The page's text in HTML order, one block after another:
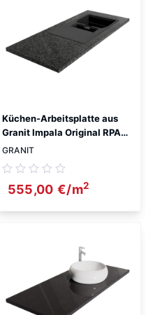
Küchen-Arbeitsplatte aus
Granit Impala Original RPA
3cm
GRANIT
555,00 €/m2